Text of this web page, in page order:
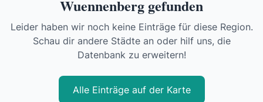
Wuennenberg gefunden
Leider haben wir noch keine Einträge für diese Region.
Schau dir andere Städte an oder hilf uns, die
Datenbank zu erweitern!
Alle Einträge auf der Karte